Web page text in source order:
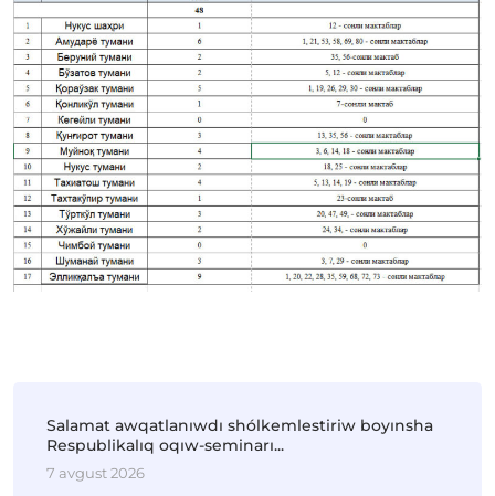
Salamat awqatlanıwdı shólkemlestiriw boyınsha
Respublikalıq oqıw-seminarı...
7 avgust 2026